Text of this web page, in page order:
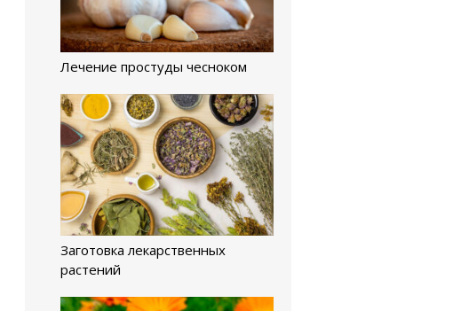
Лечение простуды чесноком
Заготовка лекарственных
растений